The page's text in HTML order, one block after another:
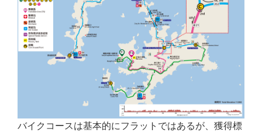
バイクコースは基本的にフラットではあるが、獲得標